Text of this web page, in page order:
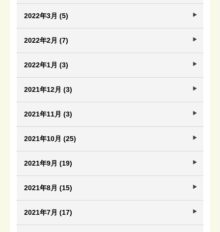
2022年3月 (5)
2022年2月 (7)
2022年1月 (3)
2021年12月 (3)
2021年11月 (3)
2021年10月 (25)
2021年9月 (19)
2021年8月 (15)
2021年7月 (17)